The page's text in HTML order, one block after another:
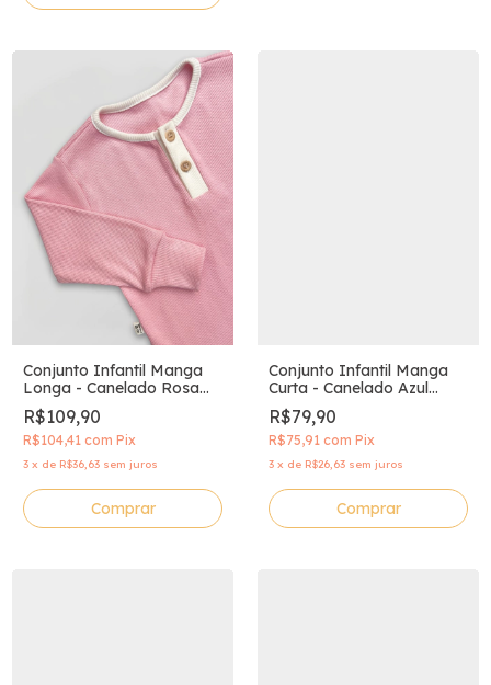
Conjunto Infantil Manga
Longa - Canelado Rosa
Encanto
R$109,90
R$104,41 com Pix
3 x de R$36,63 sem juros
Comprar
Conjunto Infantil Manga
Curta - Canelado Azul
Sereno
R$79,90
R$75,91 com Pix
3 x de R$26,63 sem juros
Comprar